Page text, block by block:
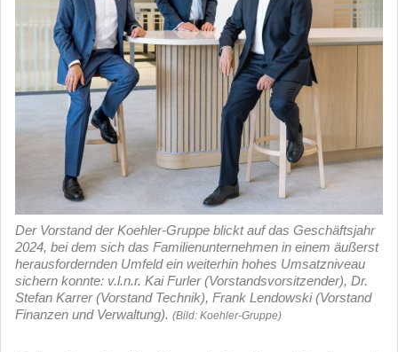
Der Vorstand der Koehler-Gruppe blickt auf das Geschäftsjahr
2024, bei dem sich das Familienunternehmen in einem äußerst
herausfordernden Umfeld ein weiterhin hohes Umsatzniveau
sichern konnte: v.l.n.r. Kai Furler (Vorstandsvorsitzender), Dr.
Stefan Karrer (Vorstand Technik), Frank Lendowski (Vorstand
Finanzen und Verwaltung). (Bild: Koehler-Gruppe)